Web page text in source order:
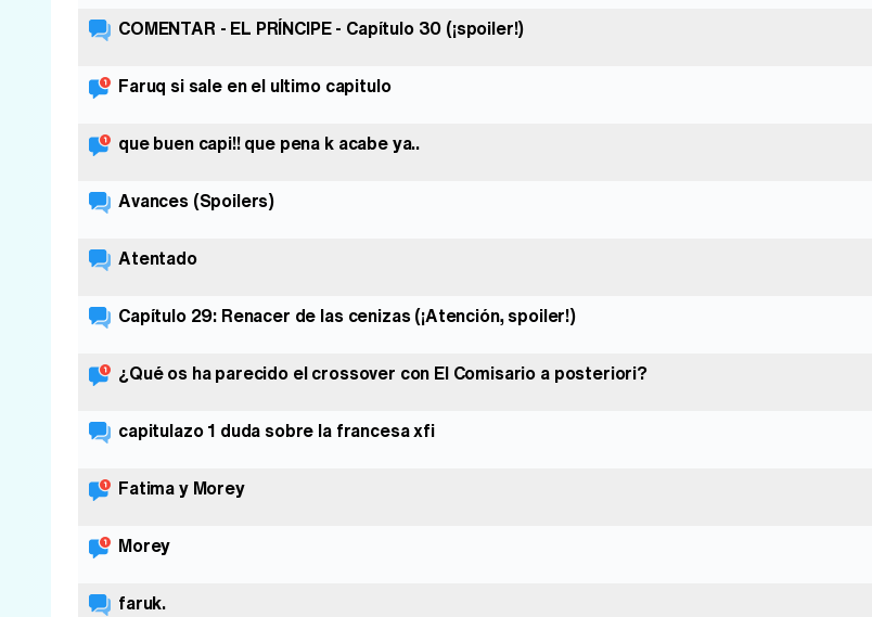
COMENTAR - EL PRÍNCIPE - Capítulo 30 (¡spoiler!)
Faruq si sale en el ultimo capitulo
que buen capi!! que pena k acabe ya..
Avances (Spoilers)
Atentado
Capítulo 29: Renacer de las cenizas (¡Atención, spoiler!)
¿Qué os ha parecido el crossover con El Comisario a posteriori?
capitulazo 1 duda sobre la francesa xfi
Fatima y Morey
Morey
faruk.